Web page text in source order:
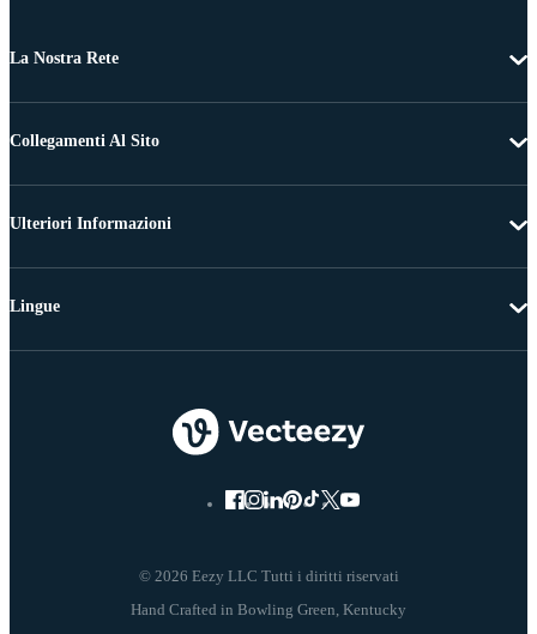
La Nostra Rete
Collegamenti Al Sito
Ulteriori Informazioni
© 2026 Eezy LLC Tutti i diritti riservati
Lingue